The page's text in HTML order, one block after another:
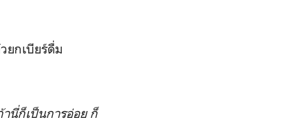
กเบียร์ดื่ม
านี่ก็เป็นการอ่อย ก็